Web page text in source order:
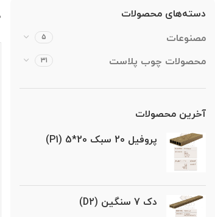
دسته‌های محصولات
مصنوعات
۵
محصولات چوب پلاست ۳۱
آخرین محصولات
پروفیل 20 سبک 20*5 (P1)
دک 7 سنگین (D2)